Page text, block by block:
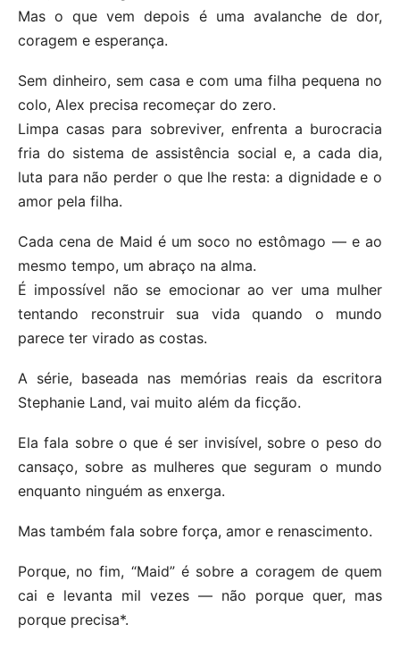
Mas o que vem depois é uma avalanche de dor,
coragem e esperança.
Sem dinheiro, sem casa e com uma filha pequena no
colo, Alex precisa recomeçar do zero.
Limpa casas para sobreviver, enfrenta a burocracia
fria do sistema de assistência social e, a cada dia,
luta para não perder o que lhe resta: a dignidade e o
amor pela filha.
Cada cena de Maid é um soco no estômago — e ao
mesmo tempo, um abraço na alma.
É impossível não se emocionar ao ver uma mulher
tentando reconstruir sua vida quando o mundo
parece ter virado as costas.
A série, baseada nas memórias reais da escritora
Stephanie Land, vai muito além da ficção.
Ela fala sobre o que é ser invisível, sobre o peso do
cansaço, sobre as mulheres que seguram o mundo
enquanto ninguém as enxerga.
Mas também fala sobre força, amor e renascimento.
Porque, no fim, “Maid” é sobre a coragem de quem
cai e levanta mil vezes — não porque quer, mas
porque precisa*.